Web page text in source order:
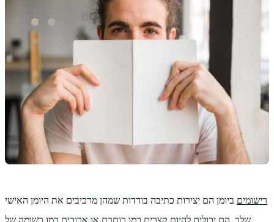
רישומים ביומן הם יצירות כתיבה בודדות שמהן מרכיבים את היומן האישי